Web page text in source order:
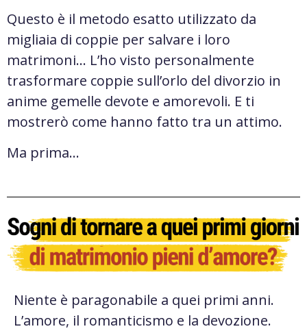
Questo è il metodo esatto utilizzato da
migliaia di coppie per salvare i loro
matrimoni… L’ho visto personalmente
trasformare coppie sull’orlo del divorzio in
anime gemelle devote e amorevoli. E ti
mostrerò come hanno fatto tra un attimo.
Ma prima…
Niente è paragonabile a quei primi anni.
L’amore, il romanticismo e la devozione.